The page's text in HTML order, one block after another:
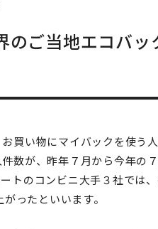
のご当地エコバッ
買い物にマイバックを使う
数が、昨年７月から今年の
トのコンビニ大手３社では
ったといいます。